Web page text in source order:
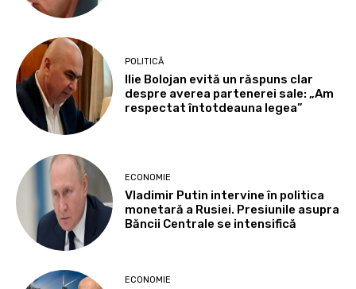
POLITICĂ
Ilie Bolojan evită un răspuns clar
despre averea partenerei sale: „Am
respectat întotdeauna legea”
ECONOMIE
Vladimir Putin intervine în politica
monetară a Rusiei. Presiunile asupra
Băncii Centrale se intensifică
ECONOMIE